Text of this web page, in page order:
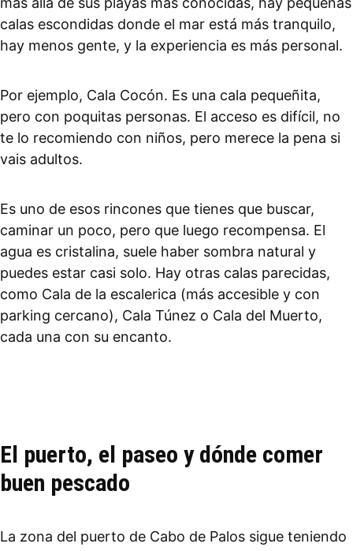
calas escondidas donde el mar está más tranquilo,
hay menos gente, y la experiencia es más personal.
Por ejemplo, Cala Cocón. Es una cala pequeñita,
pero con poquitas personas. El acceso es difícil, no
te lo recomiendo con niños, pero merece la pena si
vais adultos.
Es uno de esos rincones que tienes que buscar,
caminar un poco, pero que luego recompensa. El
agua es cristalina, suele haber sombra natural y
puedes estar casi solo. Hay otras calas parecidas,
como Cala de la escalerica (más accesible y con
parking cercano), Cala Túnez o Cala del Muerto,
cada una con su encanto.
El puerto, el paseo y dónde comer
buen pescado
La zona del puerto de Cabo de Palos sigue teniendo